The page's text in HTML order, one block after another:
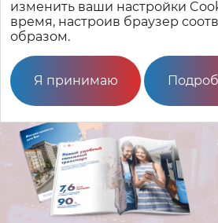
Новый удобный
транспорт
изменить ваши настройки
время, настроив браузер
образом.
Я принимаю